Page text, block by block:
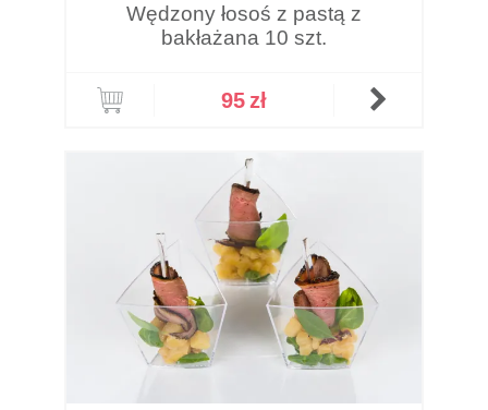
Wędzony łosoś z pastą z
bakłażana 10 szt.
95zł